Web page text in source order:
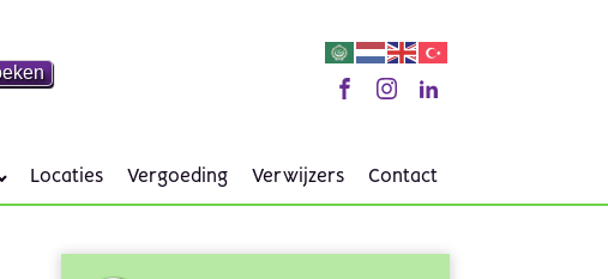
Locaties Vergoeding Verwijzers Contact